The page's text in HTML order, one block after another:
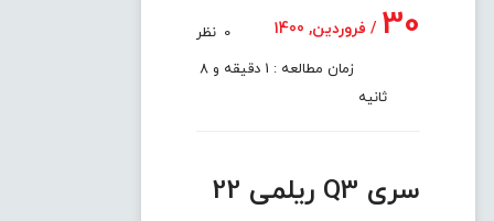
30 / فروردین, 1400 0 نظر
زمان مطالعه : 1 دقیقه و 8
ثانیه
سری Q3 ریلمی 22